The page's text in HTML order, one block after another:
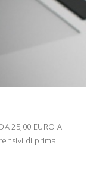
25,00 EURO A
di prima